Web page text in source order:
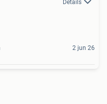
Details
2 jun 26